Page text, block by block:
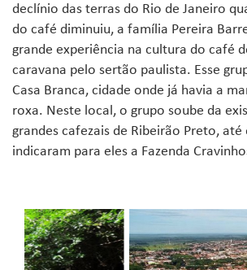
declínio das terras do Rio de Janeiro
do café diminuiu, a família Pereira
grande experiência na cultura do café
caravana pelo sertão paulista. Esse
Casa Branca, cidade onde já havia a
roxa. Neste local, o grupo soube da
grandes cafezais de Ribeirão Preto,
indicaram para eles a Fazenda